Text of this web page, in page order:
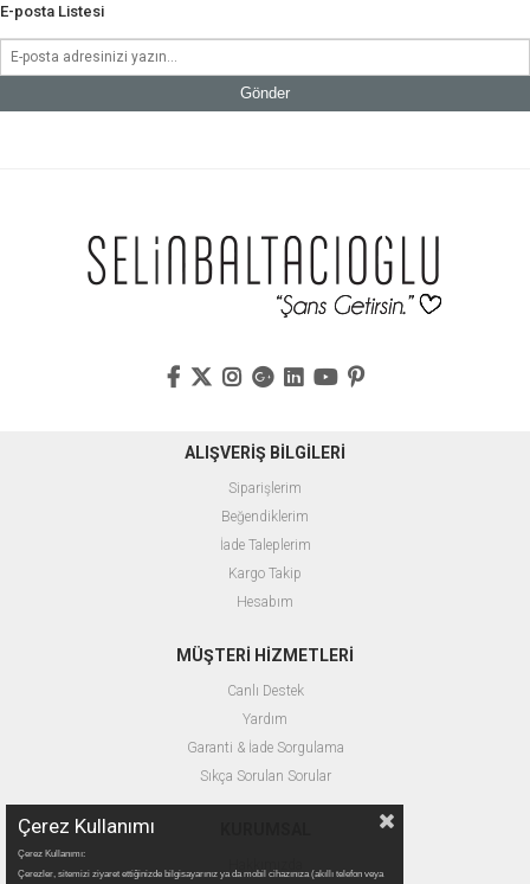
E-posta Listesi
Gönder
ALIŞVERİŞ BİLGİLERİ
Siparişlerim
Beğendiklerim
İade Taleplerim
Kargo Takip
Hesabım
MÜŞTERİ HİZMETLERİ
Canlı Destek
Yardım
Garanti & İade Sorgulama
Sıkça Sorulan Sorular
Çerez Kullanımı
Çerez Kullanımı:
Çerezler, sitemizi ziyaret ettiğinizde bilgisayarınız ya da mobil cihazınıza (akıllı telefon veya